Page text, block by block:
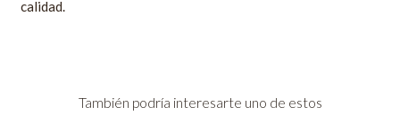
calidad.
También podría interesarte uno de estos